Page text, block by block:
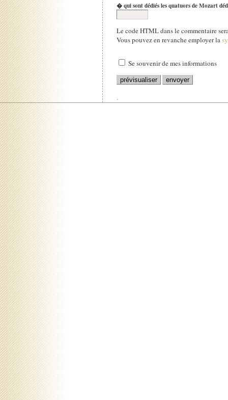
� qui sont dédiés les quatuors de Mozart
Le code HTML dans le commentaire
Vous pouvez en revanche employer la
Se souvenir de mes informations
.